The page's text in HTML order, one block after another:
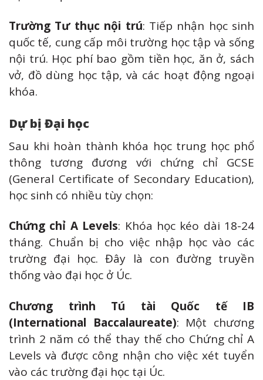
Trường Tư thục nội trú: Tiếp nhận học sinh
quốc tế, cung cấp môi trường học tập và sống
nội trú. Học phí bao gồm tiền học, ăn ở, sách
vở, đồ dùng học tập, và các hoạt động ngoại
khóa.
Dự bị Đại học
Sau khi hoàn thành khóa học trung học phổ
thông tương đương với chứng chỉ GCSE
(General Certificate of Secondary Education),
học sinh có nhiều tùy chọn:
Chứng chỉ A Levels: Khóa học kéo dài 18-24
tháng. Chuẩn bị cho việc nhập học vào các
trường đại học. Đây là con đường truyền
thống vào đại học ở Úc.
Chương trình Tú tài Quốc tế IB
(International Baccalaureate): Một chương
trình 2 năm có thể thay thế cho Chứng chỉ A
Levels và được công nhận cho việc xét tuyển
vào các trường đại học tại Úc.